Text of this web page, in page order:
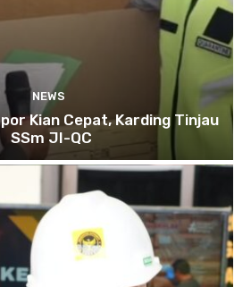
NEWS
Kian Cepat, Karding Tinjau
SSm JI-QC